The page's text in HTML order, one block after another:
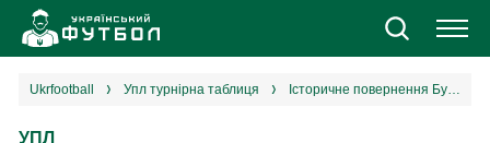
Новини
ukrfootball упл турнірна таблиця Історичне повернення Буковини та виліт Олександрії: визначилися всі учасники УПЛ 2026/27
УПЛ